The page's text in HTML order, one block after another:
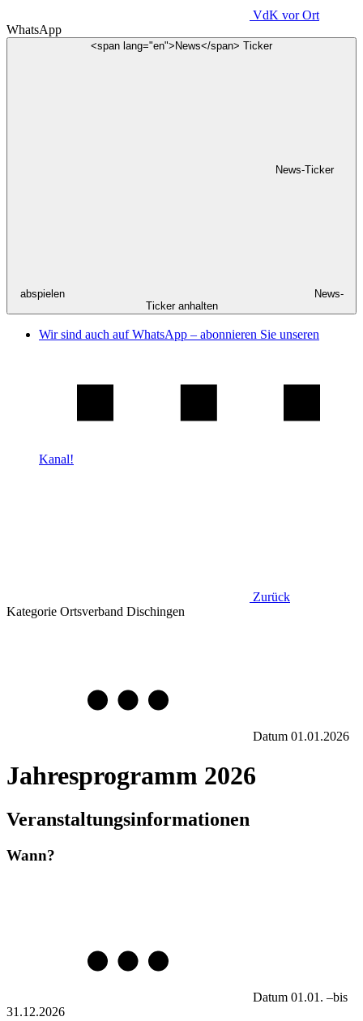
VdK vor Ort
WhatsApp
<span lang="en">News</span> Ticker
News-Ticker
abspielen
News-
Ticker anhalten
Wir sind auch auf WhatsApp – abonnieren Sie unseren
Kanal!
Zurück
Kategorie Ortsverband Dischingen
Datum 01.01.2026
Jahresprogramm 2026
Veranstaltungsinformationen
Wann?
Datum 01.01. –bis
31.12.2026